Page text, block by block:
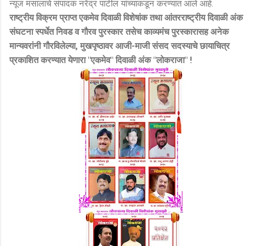
न्यूज मसालाचे संपादक नरेंद्र पाटील यांच्याकडून करण्यात आले आहे.
राष्ट्रीय विक्रम प्राप्त एकमेव दिवाळी विशेषांक तथा आंतरराष्ट्रीय दिवाळी अंक
संघटना स्पर्धेत निवड व गौरव पुरस्कार तसेच काव्यमंच पुरस्कारासह अनेक
मान्यवरांनी गौरविलेल्या, मुखपृष्ठावर आजी-माजी संसद सदस्याचे छायाचित्र
प्रकाशित करण्यात येणारा "एकमेव" दिवाळी अंक "लोकराजा" !